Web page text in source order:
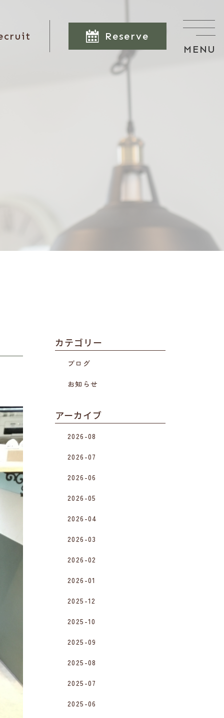
Reserve
MENU
カテゴリー
ブログ
お知らせ
アーカイブ
2026-08
2026-07
2026-06
2026-05
2026-04
2026-03
2026-02
2026-01
2025-12
2025-10
2025-09
2025-08
2025-07
2025-06